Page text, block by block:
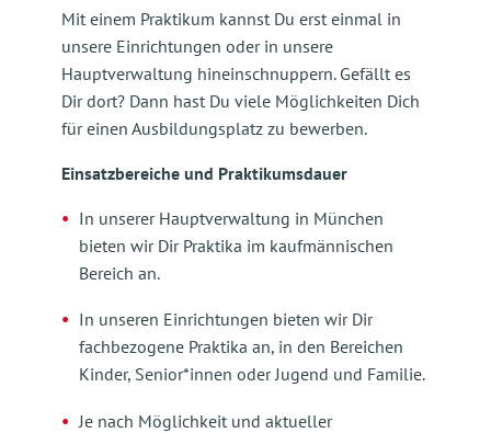
Mit einem Praktikum kannst Du erst einmal in
unsere Einrichtungen oder in unsere
Hauptverwaltung hineinschnuppern. Gefällt es
Dir dort? Dann hast Du viele Möglichkeiten Dich
für einen Ausbildungsplatz zu bewerben.
Einsatzbereiche und Praktikumsdauer
In unserer Hauptverwaltung in München
bieten wir Dir Praktika im kaufmännischen
Bereich an.
In unseren Einrichtungen bieten wir Dir
fachbezogene Praktika an, in den Bereichen
Kinder, Senior*innen oder Jugend und Familie.
Je nach Möglichkeit und aktueller